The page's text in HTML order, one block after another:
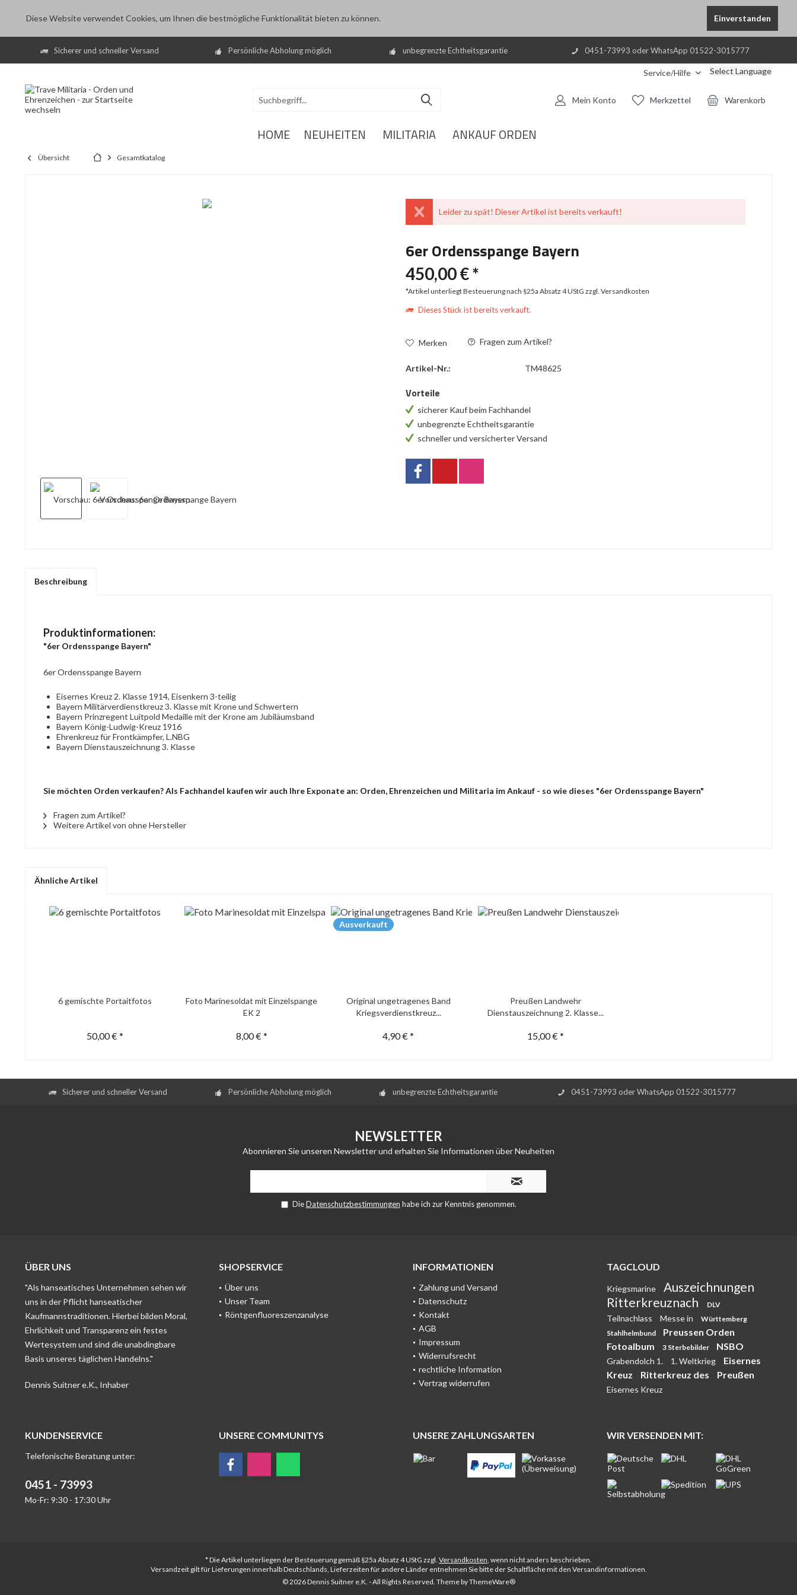
Diese Website verwendet Cookies, um Ihnen die bestmögliche Funktionalität bieten zu können. Einverstanden
Sicherer und schneller Versand Persönliche Abholung möglich unbegrenzte Echtheitsgarantie 0451-73993 oder WhatsApp 01522-3015777
Service/Hilfe Select Language
Warenkorb
Merkzettel
Mein Konto
HOME NEUHEITEN MILITARIA ANKAUF ORDEN
Übersicht Gesamtkatalog
Leider zu spät! Dieser Artikel ist bereits verkauft!
6er Ordensspange Bayern
450,00 € *
*Artikel unterliegt Besteuerung nach §25a Absatz 4 UStGzzgl. Versandkosten
Dieses Stück ist bereits verkauft.
Merken Fragen zum Artikel?
Artikel-Nr.: TM48625
Vorteile
sicherer Kauf beim Fachhandel
unbegrenzte Echtheitsgarantie
schneller und versicherter Versand
Beschreibung
Produktinformationen:
"6er Ordensspange Bayern"
6er Ordensspange Bayern
Eisernes Kreuz 2. Klasse 1914, Eisenkern 3-teilig
Bayern Militärverdienstkreuz 3. Klasse mit Krone und Schwertern
Bayern Prinzregent Luitpold Medaille mit der Krone am Jubiläumsband
Bayern König-Ludwig-Kreuz 1916
Ehrenkreuz für Frontkämpfer, L.NBG
Bayern Dienstauszeichnung 3. Klasse
Sie möchten Orden verkaufen? Als Fachhandel kaufen wir auch Ihre Exponate an: Orden, Ehrenzeichen und Militaria im Ankauf - so wie dieses "6er Ordensspange Bayern"
Fragen zum Artikel?
Weitere Artikel von ohne Hersteller
Ähnliche Artikel
6 gemischte Portaitfotos
50,00 € *
Foto Marinesoldat mit Einzelspange
EK 2
8,00 € *
Ausverkauft
Original ungetragenes Band
Kriegsverdienstkreuz...
4,90 € *
Preußen Landwehr
Dienstauszeichnung 2. Klasse...
15,00 € *
Sicherer und schneller Versand Persönliche Abholung möglich unbegrenzte Echtheitsgarantie 0451-73993 oder WhatsApp 01522-3015777
NEWSLETTER
Abonnieren Sie unseren Newsletter und erhalten Sie Informationen über Neuheiten
DieDatenschutzbestimmungen habe ich zur Kenntnis genommen.
ÜBER UNS
"Als hanseatisches Unternehmen sehen wir
uns in der Pflicht hanseatischer
Kaufmannstraditionen. Hierbei bilden Moral,
Ehrlichkeit und Transparenz ein festes
Wertesystem und sind die unabdingbare
Basis unseres täglichen Handelns."
Dennis Suitner e.K., Inhaber
SHOPSERVICE
Über uns
Unser Team
Röntgenfluoreszenzanalyse
INFORMATIONEN
Zahlung und Versand
Datenschutz
Kontakt
AGB
Impressum
Widerrufsrecht
rechtliche Information
Vertrag widerrufen
TAGCLOUD
Kriegsmarine
Auszeichnungen
Ritterkreuznach
DLV
Teilnachlass Messe in
Württemberg
Stahlhelmbund
Preussen Orden
Fotoalbum
3 Sterbebilder NSBO
Grabendolch 1. 1. Weltkrieg
Eisernes
Kreuz
Ritterkreuz des Preußen
Eisernes Kreuz
KUNDENSERVICE
Telefonische Beratung unter:
0451 - 73993
Mo-Fr: 9:30 - 17:30 Uhr
UNSERE COMMUNITYS UNSERE ZAHLUNGSARTEN WIR VERSENDEN MIT:
* Die Artikel unterliegen der Besteuerung gemäß §25a Absatz 4 UStG zzgl. Versandkosten, wenn nicht anders beschrieben.
Versandzeit gilt für Lieferungen innerhalb Deutschlands, Lieferzeiten für andere Länder entnehmen Sie bitte der Schaltfläche mit den Versandinformationen.
© 2026 Dennis Suitner e.K. - All Rights Reserved. Theme byThemeWare®